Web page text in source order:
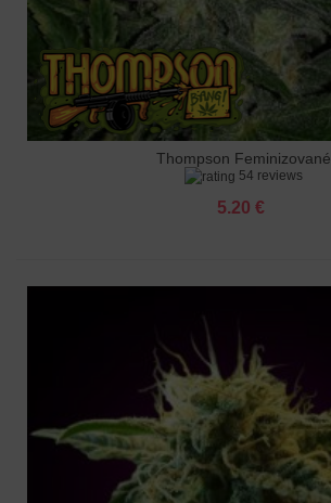
Thompson Feminizované
54 reviews
5.20 €